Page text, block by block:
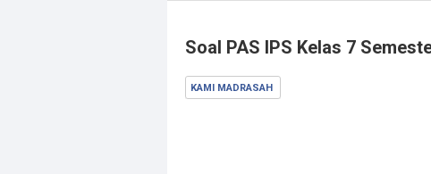
Soal PAS IPS Kelas 7
KAMI MADRASAH